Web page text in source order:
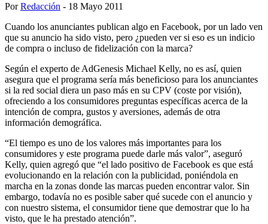
PorRedacción - 18 Mayo 2011
Cuando los anunciantes publican algo en Facebook, por un lado ven
que su anuncio ha sido visto, pero ¿pueden ver si eso es un indicio
de compra o incluso de fidelización con la marca?
Según el experto de AdGenesis Michael Kelly, no es así, quien
asegura que el programa sería más beneficioso para los anunciantes
si la red social diera un paso más en su CPV (coste por visión),
ofreciendo a los consumidores preguntas específicas acerca de la
intención de compra, gustos y aversiones, además de otra
información demográfica.
“El tiempo es uno de los valores más importantes para los
consumidores y este programa puede darle más valor”, aseguró
Kelly, quien agregó que “el lado positivo de Facebook es que está
evolucionando en la relación con la publicidad, poniéndola en
marcha en la zonas donde las marcas pueden encontrar valor. Sin
embargo, todavía no es posible saber qué sucede con el anuncio y
con nuestro sistema, el consumidor tiene que demostrar que lo ha
visto, que le ha prestado atención”.